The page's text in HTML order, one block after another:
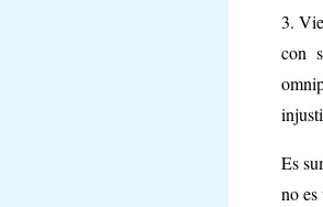
3.
con
Es
no